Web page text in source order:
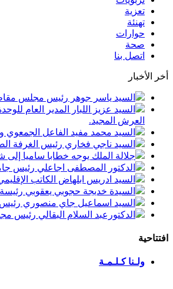
تعزية
تهنئة
حوارات
صحة
اتصل بنا
أخر الأخبار
السيد ياسر جوهر رئيس مجلس مقاطعة فاس
السيد عزيز اللبار المدير العام
العرش المجيد.
السيد محمد مفيد الفاعل الجمعوي
السيد ناجي فخاري رئيس الغرفة الصناعة
جلالة الملك يوجه خطابا ساميا
الدكتور المصطفى اجاعلي رئيس
السيد ادريس ابلهاض الكاتب
السيدة خديجة حجوبي يعقوبي
السيد اسماعيل جاي منصوري رئيس
الدكتورعبد السلام البقالي
افتتاحية
ولـنا كـلـمـة